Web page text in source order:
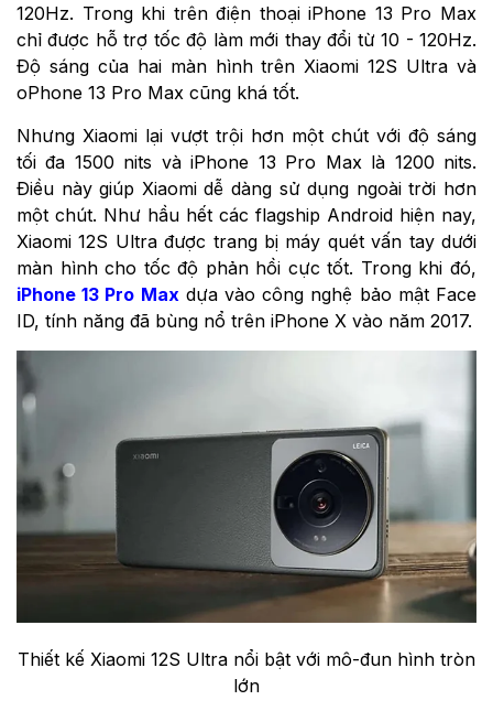
120Hz. Trong khi trên điện thoại iPhone 13 Pro Max
chỉ được hỗ trợ tốc độ làm mới thay đổi từ 10 - 120Hz.
Độ sáng của hai màn hình trên Xiaomi 12S Ultra và
oPhone 13 Pro Max cũng khá tốt.
Nhưng Xiaomi lại vượt trội hơn một chút với độ sáng
tối đa 1500 nits và iPhone 13 Pro Max là 1200 nits.
Điều này giúp Xiaomi dễ dàng sử dụng ngoài trời hơn
một chút. Như hầu hết các flagship Android hiện nay,
Xiaomi 12S Ultra được trang bị máy quét vấn tay dưới
màn hình cho tốc độ phản hồi cực tốt. Trong khi đó,
iPhone 13 Pro Maxdựa vào công nghệ bảo mật Face
ID, tính năng đã bùng nổ trên iPhone X vào năm 2017.
Thiết kế Xiaomi 12S Ultra nổi bật với mô-đun hình tròn
lớn